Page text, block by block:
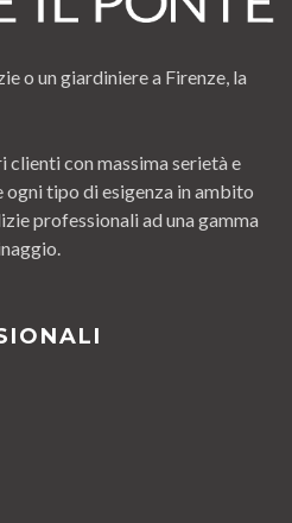
o un giardiniere a Firenze, la
con massima serietà e
tipo di esigenza in ambito
professionali ad una gamma